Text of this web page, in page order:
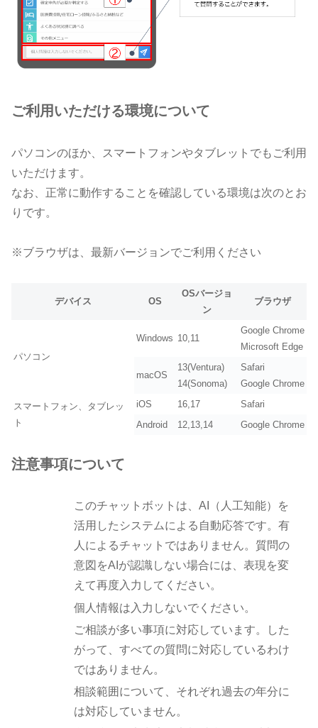
ご利用いただける環境について
パソコンのほか、スマートフォンやタブレットでもご利用
いただけます。
なお、正常に動作することを確認している環境は次のとお
りです。
※ブラウザは、最新バージョンでご利用ください
デバイス OS
OSバージョ
ン
ブラウザ
パソコン
Windows 10,11
Google Chrome
Microsoft Edge
macOS
13(Ventura)
14(Sonoma)
Safari
Google Chrome
スマートフォン、タブレッ
ト
iOS 16,17
Safari
Android
12,13,14 Google Chrome
注意事項について
このチャットボットは、AI（人工知能）を
活用したシステムによる自動応答です。有
人によるチャットではありません。質問の
意図をAIが認識しない場合には、表現を変
えて再度入力してください。
個人情報は入力しないでください。
ご相談が多い事項に対応しています。した
がって、すべての質問に対応しているわけ
ではありません。
相談範囲について、それぞれ過去の年分に
は対応していません。